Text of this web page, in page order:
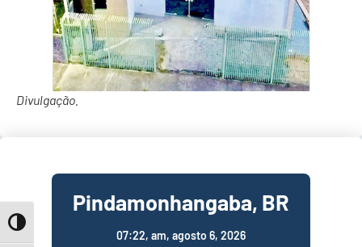
Toggle High Contrast
Divulgação.
Pindamonhangaba, BR
07:22, am, agosto 6, 2026